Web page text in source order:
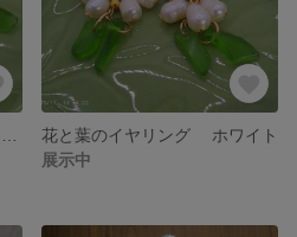
花と葉のイヤリング ホワイト
展示中